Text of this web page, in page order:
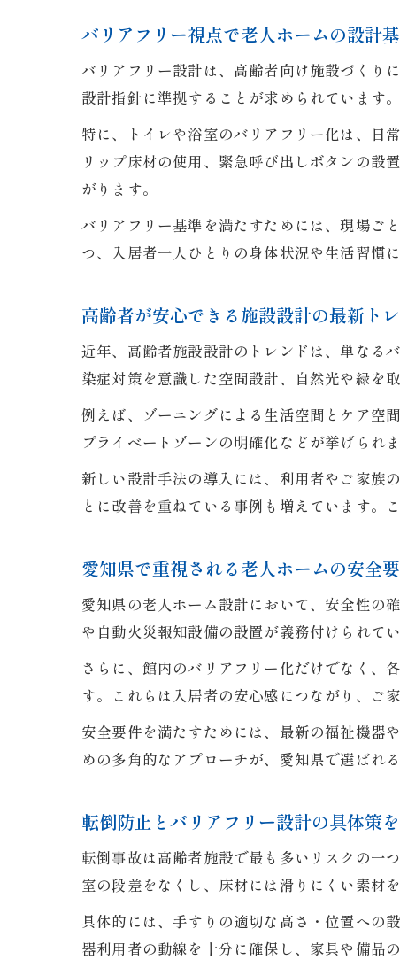
バリアフリー視点で老人ホームの設計
バリアフリー設計は、高齢者向け施設づくり
設計指針に準拠することが求められています
特に、トイレや浴室のバリアフリー化は、日
リップ床材の使用、緊急呼び出しボタンの設
がります。
バリアフリー基準を満たすためには、現場ご
つ、入居者一人ひとりの身体状況や生活習慣
高齢者が安心できる施設設計の最新ト
近年、高齢者施設設計のトレンドは、単なる
染症対策を意識した空間設計、自然光や緑を
例えば、ゾーニングによる生活空間とケア空
プライベートゾーンの明確化などが挙げられ
新しい設計手法の導入には、利用者やご家族
とに改善を重ねている事例も増えています。
愛知県で重視される老人ホームの安全
愛知県の老人ホーム設計において、安全性の
や自動火災報知設備の設置が義務付けられて
さらに、館内のバリアフリー化だけでなく、
す。これらは入居者の安心感につながり、ご
安全要件を満たすためには、最新の福祉機器
めの多角的なアプローチが、愛知県で選ばれ
転倒防止とバリアフリー設計の具体策
転倒事故は高齢者施設で最も多いリスクの一
室の段差をなくし、床材には滑りにくい素材
具体的には、手すりの適切な高さ・位置への
器利用者の動線を十分に確保し、家具や備品